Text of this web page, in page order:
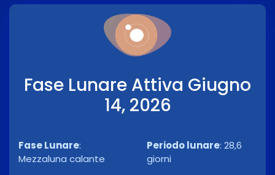
Fase Lunare Attiva Giugno
14, 2026
Fase Lunare:
Mezzaluna calante
Periodo lunare: 28,6
giorni